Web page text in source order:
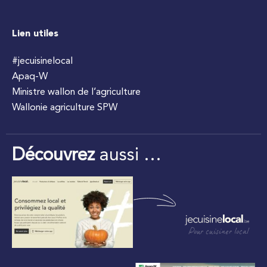
Lien utiles
#jecuisinelocal
Apaq-W
Ministre wallon de l’agriculture
Wallonie agriculture SPW
Découvrezaussi …
Pour cuisiner local